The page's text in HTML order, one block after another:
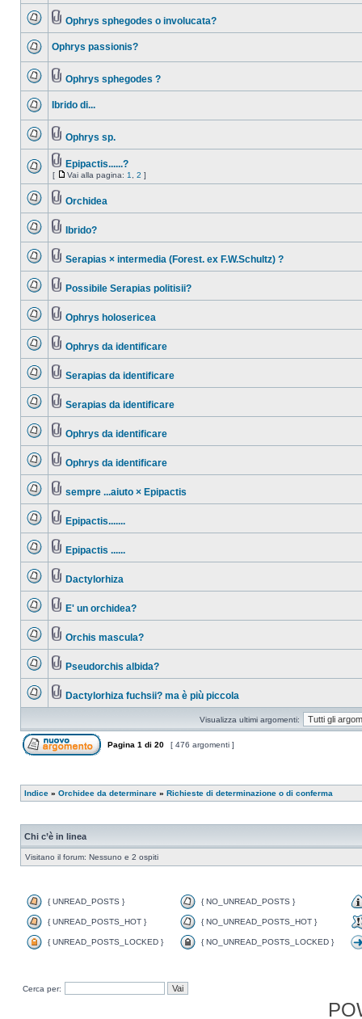
Ophrys sphegodes o involucata?
Ophrys passionis?
Ophrys sphegodes ?
Ibrido di...
Ophrys sp.
Epipactis......?
[ Vai alla pagina: 1 2 ]
Orchidea
Ibrido?
Serapias × intermedia (Forest. ex F.W.Schultz) ?
Possibile Serapias politisii?
Ophrys holosericea
Ophrys da identificare
Serapias da identificare
Serapias da identificare
Ophrys da identificare
Ophrys da identificare
sempre ...aiuto × Epipactis
Epipactis.......
Epipactis ......
Dactylorhiza
E' un orchidea?
Orchis mascula?
Pseudorchis albida?
Dactylorhiza fuchsii? ma è più piccola
Visualizza ultimi argomenti:
Pagina 1 di 20 [ 476 argomenti ]
Indice » Orchidee da determinare » Richieste di determinazione o di conferma
Chi c’è in linea
Visitano il forum: Nessuno e 2 ospiti
{ UNREAD_POSTS } { NO_UNREAD_POSTS }
{ UNREAD_POSTS_HOT } { NO_UNREAD_POSTS_HOT }
{ UNREAD_POSTS_LOCKED } { NO_UNREAD_POSTS_LOCKED }
Cerca per: